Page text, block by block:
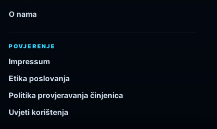
O nama
POVJERENJE
Impressum
Etika poslovanja
Politika provjeravanja činjenica
Uvjeti korištenja